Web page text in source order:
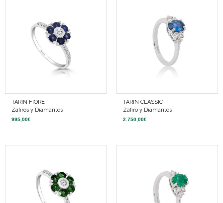
Zafiros y Diamantes
995,00€
Zafiro y Diamantes
2.750,00 €